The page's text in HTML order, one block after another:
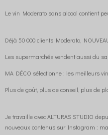
Le vin Moderato sans alcool contient
Déjà 50 000 clients Moderato,
Les supermarchés vendent aussi du
MA DÉCO sélectionne : les meilleurs
Plus de goût, plus de conseil, plus de
Je travaille avec ALTURAS STUDIO
nouveaux contenus sur Instagram :